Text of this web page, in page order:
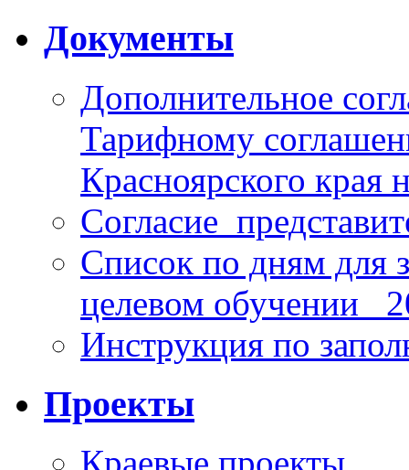
Документы
Дополнительное
Тарифному
Красноярского края
Список по дням для
целевом обучении_
Инструкция по
Проекты